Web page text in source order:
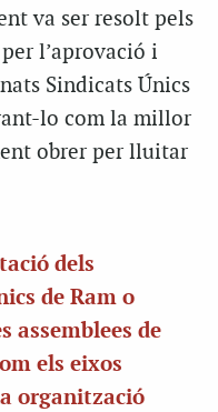
va ser resolt pels
l’aprovació i
Sindicats Únics
lo com la millor
obrer per lluitar
dels
de Ram o
assemblees de
els eixos
organització